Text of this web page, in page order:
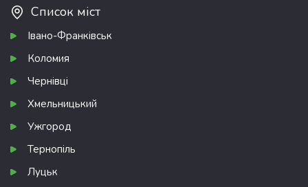
Список міст
Івано-Франківськ
Коломия
Чернівці
Хмельницький
Ужгород
Тернопіль
Луцьк